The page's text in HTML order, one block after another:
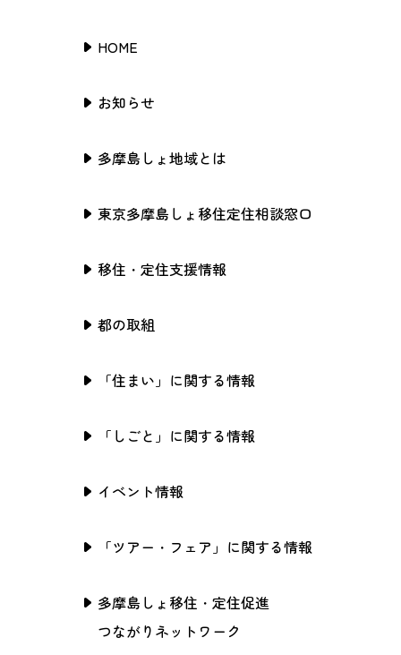
HOME
お知らせ
多摩島しょ地域とは
東京多摩島しょ移住定住相談窓口
移住・定住支援情報
都の取組
「住まい」に関する情報
「しごと」に関する情報
イベント情報
「ツアー・フェア」に関する情報
多摩島しょ移住・定住促進
つながりネットワーク